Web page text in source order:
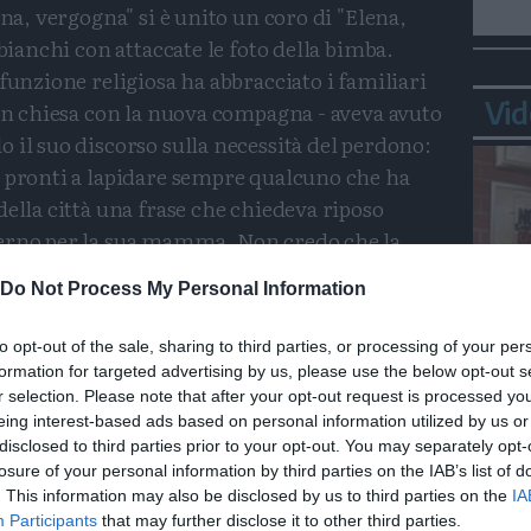
Do Not Process My Personal Information
opt-out of the sale, sharing to third parties, or processing of your
for targeted advertising by us, please use the below opt-out
selection. Please note that after your opt-out request is processed
interest-based ads based on personal information utilized by us
to third parties prior to your opt-out. You may separately
of your personal information by third parties on the IAB’s list of
This information may also be disclosed by us to third parties on the
Participants that may further disclose it to other third parties.
vergogna" si è unito un coro di "Elena,
con attaccate le foto della bimba.
religiosa ha abbracciato i familiari
chiesa con la nuova compagna - aveva avuto
suo discorso sulla necessità del perdono:
a lapidare sempre qualcuno che ha
città una frase che chiedeva riposo
per la sua mamma. Non credo che la
quelle parole, come ogni bambino".
una foto di Elena, il prelato insiste
la violenza delle parole ai figli, né sui
sporchi. Perché un bambino non è
elettriche, patiboli mediatici e, se impara
"misericordia, pietà, giustizia,
non ci saranno più funerali come
polacco Janusz Korczak, morto nel campo di